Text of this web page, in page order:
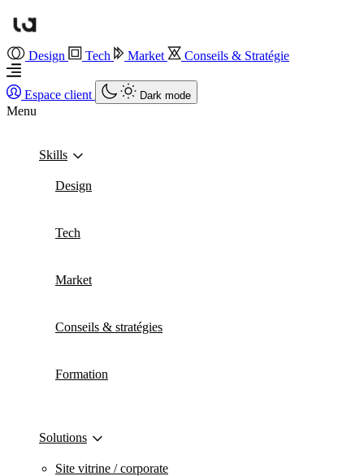
Design Tech Market Conseils & Stratégie
Espace client Dark mode
Menu
Skills
Design
Tech
Market
Conseils & stratégies
Formation
Solutions
Site vitrine / corporate